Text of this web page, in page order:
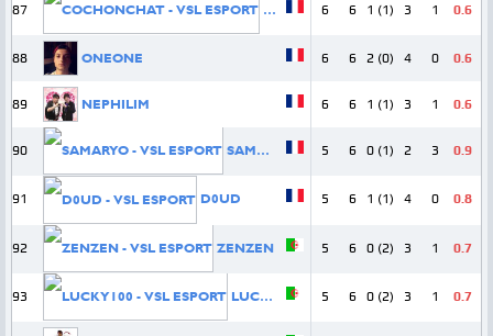
87 COCHONCHAT
6 6 1 (1) 3 1 0.6
88 ONEONE 6 6 2 (0) 4 0 0.6
89 NEPHILIM 6 6 1 (1) 3 1 0.6
90 SAMARYO 5 6 0 (1) 2 3 0.9
91 D0UD 5 6 1 (1) 4 0 0.8
92 ZENZEN 5 6 0 (2) 3 1 0.7
93 LUCKY100 5 6 0 (2) 3 1 0.7